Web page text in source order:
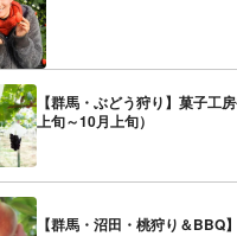
【群馬・ぶどう狩り】菓子工
上旬～10月上旬）
【群馬・沼田・桃狩り＆